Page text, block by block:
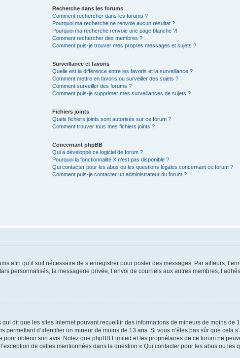
Recherche dans les forums
Comment rechercher dans les forums ?
Pourquoi ma recherche ne renvoie aucun résultat ?
Pourquoi ma recherche renvoie une page blanche ?!
Comment rechercher des membres ?
Comment puis-je trouver mes propres messages et sujets ?
Surveillance et favoris
Quelle est la différence entre les favoris et la surveillance ?
Comment mettre en favoris ou surveiller des sujets ?
Comment surveiller des forums ?
Comment puis-je supprimer mes surveillances de sujets ?
Fichiers joints
Quels fichiers joints sont autorisés sur ce forum ?
Comment trouver tous mes fichiers joints ?
Concernant phpBB
Qui a développé ce logiciel de forum ?
Pourquoi la fonctionnalité X n’est pas disponible ?
Qui contacter pour les abus ou les questions légales concernant ce forum ?
Comment puis-je contacter un administrateur du forum ?
afin qu’il soit nécessaire de s’enregistrer pour poster des messages. Par ailleurs,
personnalisés, la messagerie privée, l’envoi de courriels aux autres membres,
dit que les sites Internet pouvant recueillir des informations de mineurs de moins de
d’identifier un mineur de moins de 13 ans. Si vous n’êtes pas sûr que cela
obtenir son avis. Notez que phpBB Limited et les propriétaires de ce forum ne
de celles mentionnées dans la question « Qui contacter pour les abus ou les